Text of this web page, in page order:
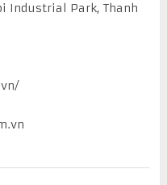
Industrial Park, Thanh